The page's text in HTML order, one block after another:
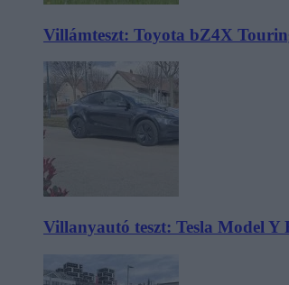
Villámteszt: Toyota bZ4X
Villanyautó teszt: Tesla Model Y